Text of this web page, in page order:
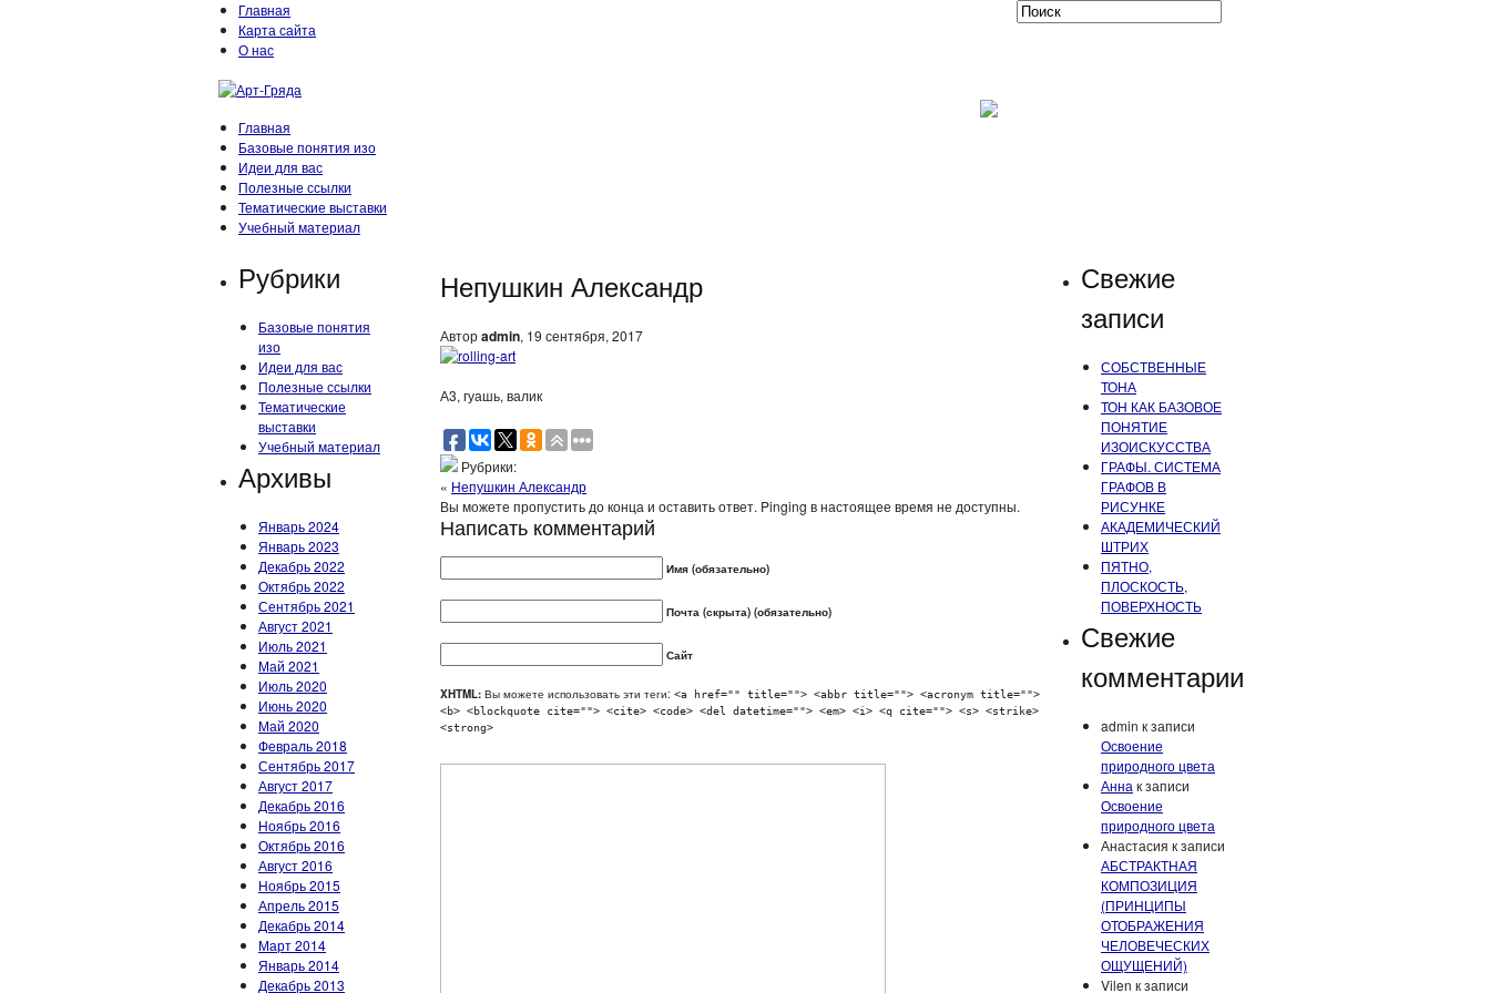
Главная
Карта сайта
О нас
Главная
Базовые понятия изо
Идеи для вас
Полезные ссылки
Тематические выставки
Учебный материал
Рубрики
Базовые понятия
изо
Идеи для вас
Полезные ссылки
Тематические
выставки
Учебный материал
Архивы
Январь 2024
Январь 2023
Декабрь 2022
Октябрь 2022
Сентябрь 2021
Август 2021
Июль 2021
Май 2021
Июль 2020
Июнь 2020
Май 2020
Февраль 2018
Сентябрь 2017
Август 2017
Декабрь 2016
Ноябрь 2016
Октябрь 2016
Август 2016
Ноябрь 2015
Апрель 2015
Декабрь 2014
Март 2014
Январь 2014
Декабрь 2013
Непушкин Александр
Авторadmin, 19 сентября, 2017
А3, гуашь, валик
Рубрики:
« Непушкин Александр
Вы можете пропустить до конца и оставить ответ. Pinging в настоящее время не доступны.
Написать комментарий
Имя (обязательно)
Почта (скрыта) (обязательно)
Сайт
XHTML: Вы можете использовать эти теги: <a href="" title=""> <abbr title=""> <acronym title="">
<b> <blockquote cite=""> <cite> <code> <del datetime=""> <em> <i> <q cite=""> <s> <strike>
<strong>
Свежие
записи
СОБСТВЕННЫЕ
ТОНА
ТОН КАК БАЗОВОЕ
ПОНЯТИЕ
ИЗОИСКУССТВА
ГРАФЫ. СИСТЕМА
ГРАФОВ В
РИСУНКЕ
АКАДЕМИЧЕСКИЙ
ШТРИХ
ПЯТНО,
ПЛОСКОСТЬ,
ПОВЕРХНОСТЬ
Свежие
комментарии
admin к записи
Освоение
природного цвета
Анна к записи
Освоение
природного цвета
Анастасия к записи
АБСТРАКТНАЯ
КОМПОЗИЦИЯ
(ПРИНЦИПЫ
ОТОБРАЖЕНИЯ
ЧЕЛОВЕЧЕСКИХ
ОЩУЩЕНИЙ)
Vilen к записи